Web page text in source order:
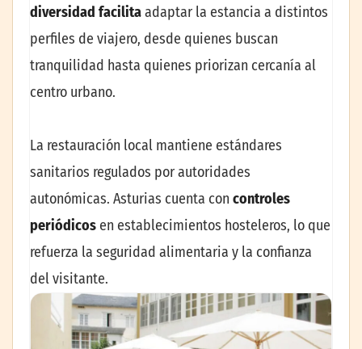
diversidad facilitaadaptar la estancia a distintos
perfiles de viajero, desde quienes buscan
tranquilidad hasta quienes priorizan cercanía al
centro urbano.
La restauración local mantiene estándares
sanitarios regulados por autoridades
autonómicas. Asturias cuenta con controles
periódicos en establecimientos hosteleros, lo que
refuerza la seguridad alimentaria y la confianza
del visitante.